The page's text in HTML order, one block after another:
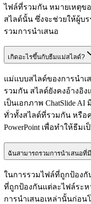
ไฟล์ที่รวมกัน หมายเหตุข
สไลด์นั้น ซึ่งจะช่วยให้ผู้บ
รวมการนำเสนอ
เกิดอะไรขึ้นกับธีมแม่สไลด์?
แม่แบบสไลด์ของการนำเ
รวมกัน สไลด์ยังคงอ้างอิ
เป็นเอกภาพ ChatSlide
ทั่วทั้งสไลด์ที่รวมกัน หรื
PowerPoint เพื่อทำให้ธีม
ฉันสามารถรวมการนำเสนอ
ในการรวมไฟล์ที่ถูกป้องกั
ที่ถูกป้องกันแต่ละไฟล์ระ
การนำเสนอเหล่านั้นก่อน